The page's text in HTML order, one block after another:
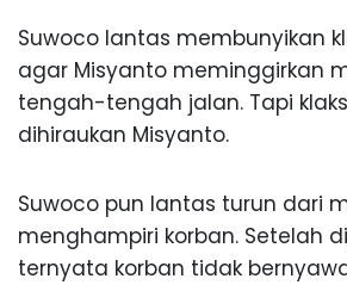
Suwoco lantas membunyikan
agar Misyanto meminggirkan
tengah-tengah jalan. Tapi
dihiraukan Misyanto.
Suwoco pun lantas turun dari
menghampiri korban. Setelah
ternyata korban tidak